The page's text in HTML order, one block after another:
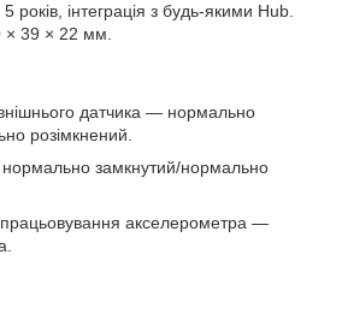
років, інтеграція з будь-якими Hub.
× 39 × 22 мм.
датчика — нормально
розімкнений.
замкнутий/нормально
акселерометра —